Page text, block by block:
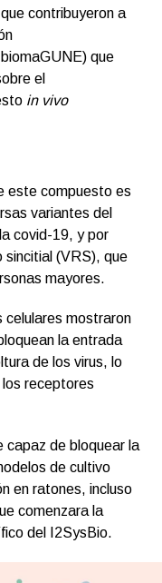
contribuyeron a
que
el
in vivo
este compuesto es
variantes del
covid-19, y por
sincitial (VRS), que
mayores.
celulares mostraron
la entrada
de los virus, lo
receptores
capaz de bloquear la
de cultivo
en ratones, incluso
comenzara la
del I2SysBio.